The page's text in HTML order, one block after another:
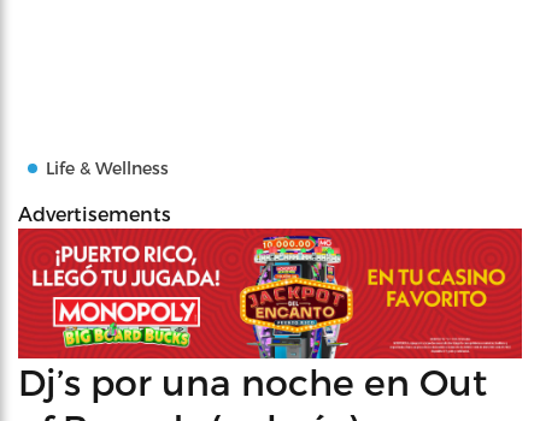
Life & Wellness
Advertisements
Dj’s por una noche en Out